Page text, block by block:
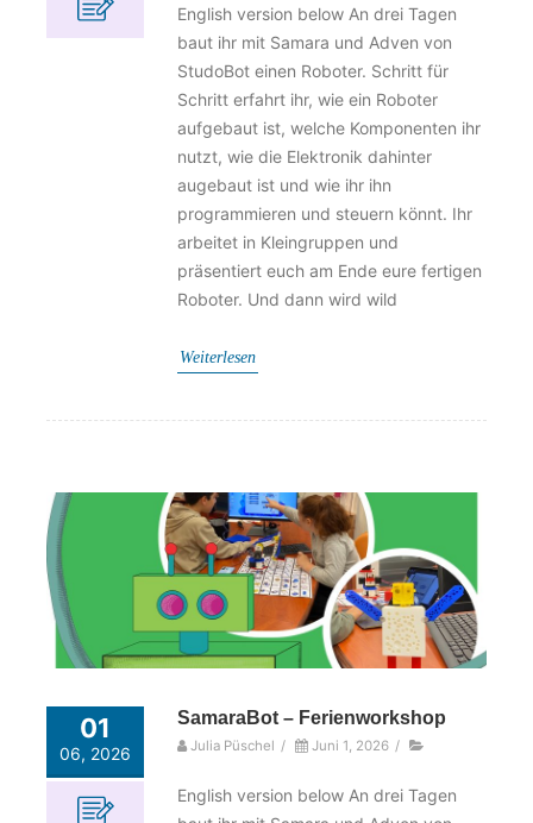
English version below An drei Tagen
baut ihr mit Samara und Adven von
StudoBot einen Roboter. Schritt für
Schritt erfahrt ihr, wie ein Roboter
aufgebaut ist, welche Komponenten ihr
nutzt, wie die Elektronik dahinter
augebaut ist und wie ihr ihn
programmieren und steuern könnt. Ihr
arbeitet in Kleingruppen und
präsentiert euch am Ende eure fertigen
Roboter. Und dann wird wild
Weiterlesen
01
06, 2026
SamaraBot – Ferienworkshop
Julia Püschel / Juni 1, 2026 /
English version below An drei Tagen